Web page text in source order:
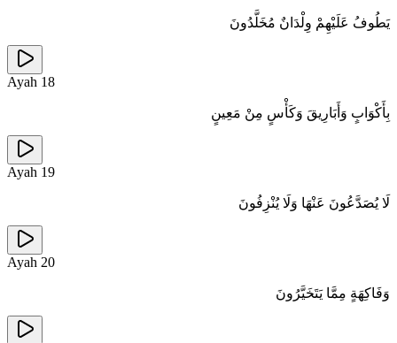
يَطُوفُ عَلَيْهِمْ وِلْدَانٌ مُخَلَّدُونَ
Ayah 18
بِأَكْوَابٍ وَأَبَارِيقَ وَكَأْسٍ مِنْ مَعِينٍ
Ayah 19
لَا يُصَدَّعُونَ عَنْهَا وَلَا يُنْزِفُونَ
Ayah 20
وَفَاكِهَةٍ مِمَّا يَتَخَيَّرُونَ